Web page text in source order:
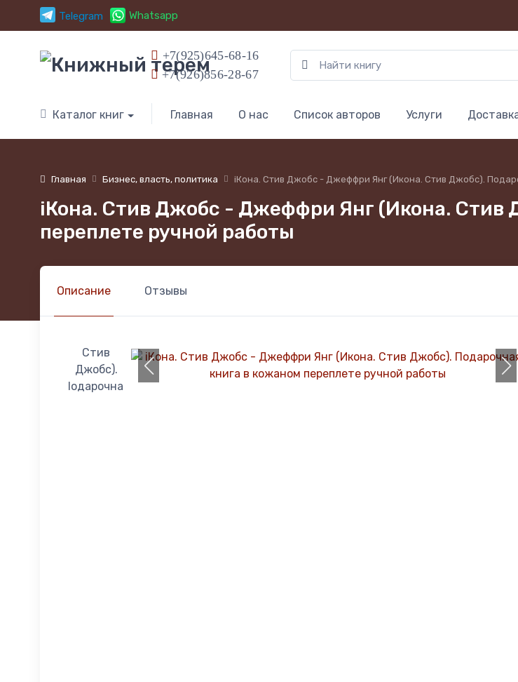
Telegram Whatsapp
+7(925)645-68-16
+7(926)856-28-67
Каталог книг Главная О нас Список авторов Услуги
Главная Бизнес, власть, политика iКона. Стив Джобс - Джеффри Янг (Икона. Стив Джобс).
iКона. Стив Джобс - Джеффри Янг (Икона. Стив
переплете ручной работы
Описание Отзывы